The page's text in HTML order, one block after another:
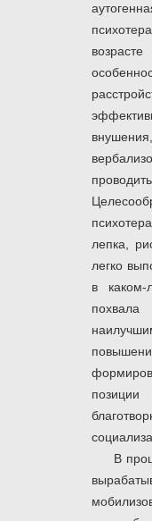
лепка,
легко
в каком-
В